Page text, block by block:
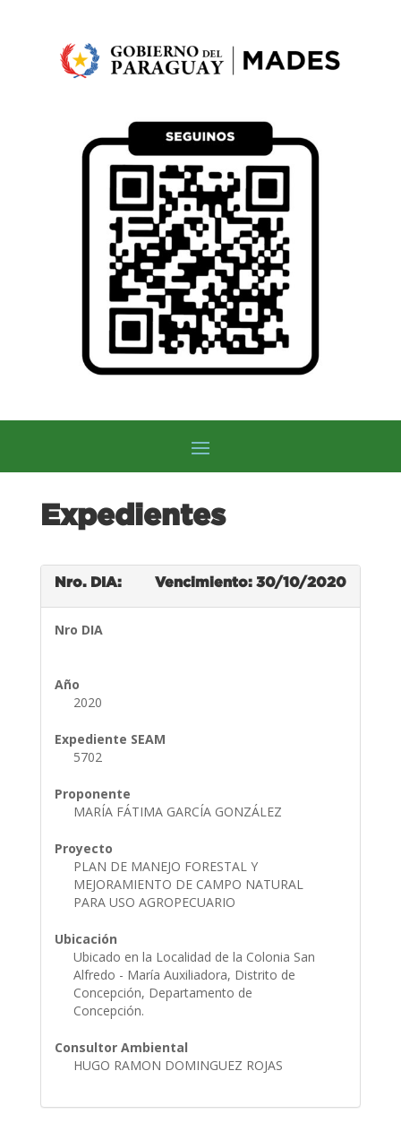
Expedientes
Nro. DIA: Vencimiento: 30/10/2020
Nro DIA
Año
2020
Expediente SEAM
5702
Proponente
MARÍA FÁTIMA GARCÍA GONZÁLEZ
Proyecto
PLAN DE MANEJO FORESTAL Y
MEJORAMIENTO DE CAMPO NATURAL
PARA USO AGROPECUARIO
Ubicación
Ubicado en la Localidad de la Colonia San
Alfredo - María Auxiliadora, Distrito de
Concepción, Departamento de
Concepción.
Consultor Ambiental
HUGO RAMON DOMINGUEZ ROJAS